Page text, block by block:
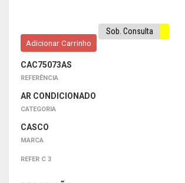
Adicionar Carrinho
Sob. Consulta
CAC75073AS
REFERÊNCIA
AR CONDICIONADO
CATEGORIA
CASCO
MARCA
REFER C 3